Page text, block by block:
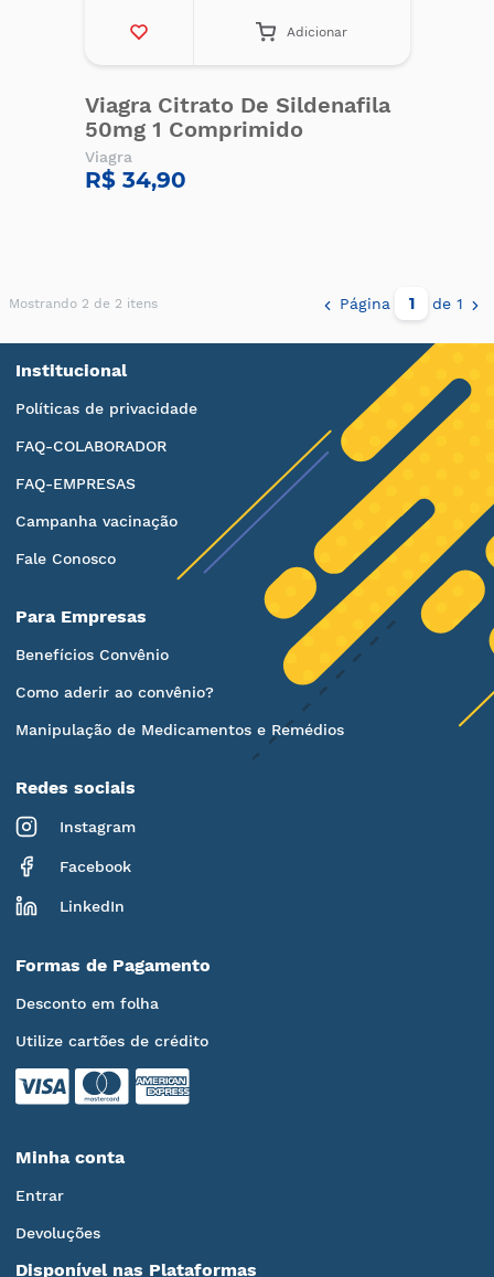
Adicionar
Viagra Citrato De Sildenafila
50mg 1 Comprimido
Viagra
R$ 34,90
Mostrando 2 de 2 itens Página de 1
Institucional
Políticas de privacidade
FAQ-COLABORADOR
FAQ-EMPRESAS
Campanha vacinação
Fale Conosco
Para Empresas
Benefícios Convênio
Como aderir ao convênio?
Manipulação de Medicamentos e Remédios
Redes sociais
Instagram
Facebook
LinkedIn
Formas de Pagamento
Desconto em folha
Utilize cartões de crédito
Minha conta
Entrar
Devoluções
Disponível nas Plataformas